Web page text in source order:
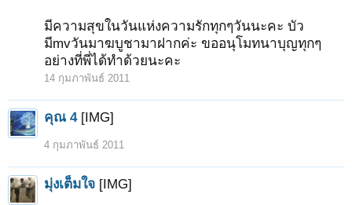
มีความสุขในวันแห่งความรักทุกๆวันนะคะ บัว
มีmvวันมาฆบูชามาฝากค่ะ ขออนุโมทนาบุญทุกๆ
อย่างที่พี่ได้ทำด้วยนะคะ
14 กุมภาพันธ์ 2011
คุณ 4 [IMG]
4 กุมภาพันธ์ 2011
มุ่งเต็มใจ [IMG]